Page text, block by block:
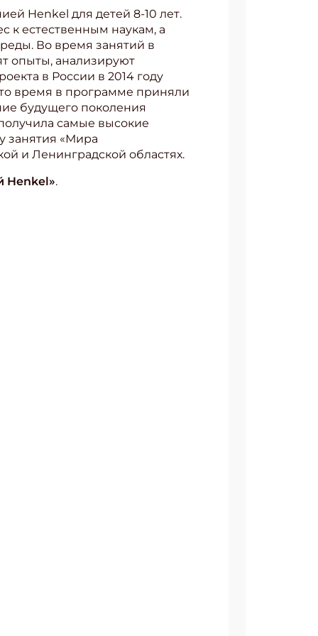
Henkel для детей 8-10 лет.
к естественным наукам, а
Во время занятий в
опыты, анализируют
в России в 2014 году
время в программе приняли
будущего поколения
самые высокие
занятия «Мира
и Ленинградской областях.
Henkel».